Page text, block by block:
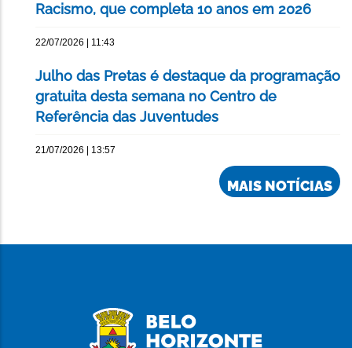
Racismo, que completa 10 anos em 2026
22/07/2026 | 11:43
Julho das Pretas é destaque da programação
gratuita desta semana no Centro de
Referência das Juventudes
21/07/2026 | 13:57
MAIS NOTÍCIAS